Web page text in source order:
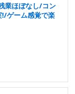
業ほぼなし/コン
!/ゲーム感覚で楽